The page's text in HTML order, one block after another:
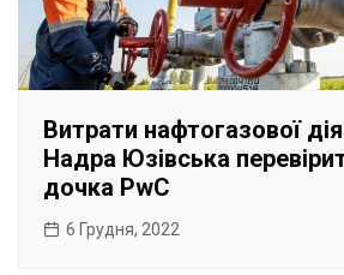
Витрати нафтогазової
Надра Юзівська
дочка PwC
6 Грудня, 2022